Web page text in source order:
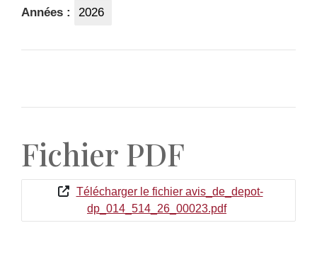
Années : 2026
Fichier PDF
Télécharger le fichier avis_de_depot-
dp_014_514_26_00023.pdf